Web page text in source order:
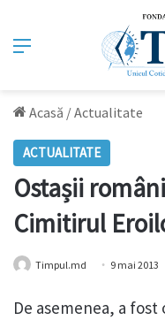
Meniu
Acasă /Actualitate
ACTUALITATE
Ostașii
Cimitirul
Timpul.md 9 mai 2013
De asemenea, a